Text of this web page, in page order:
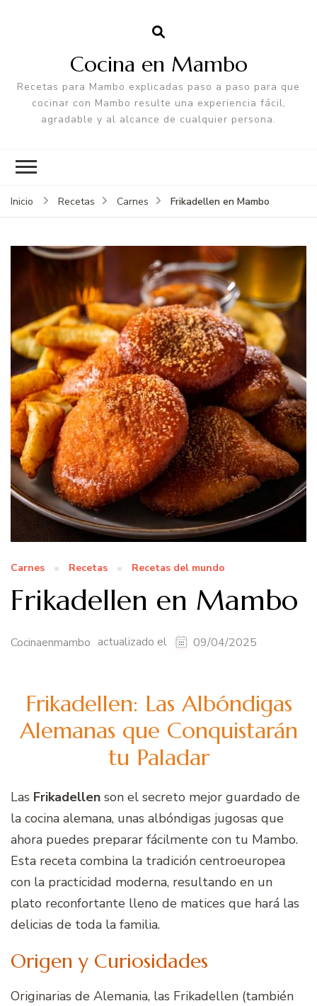
Cocina en Mambo
Recetas para Mambo explicadas paso a paso para que
cocinar con Mambo resulte una experiencia fácil,
agradable y al alcance de cualquier persona.
Inicio Recetas Carnes Frikadellen en Mambo
Carnes Recetas Recetas del mundo
Frikadellen en Mambo
Cocinaenmambo actualizado el 09/04/2025
Frikadellen: Las Albóndigas
Alemanas que Conquistarán
tu Paladar
Las Frikadellen son el secreto mejor guardado de
la cocina alemana, unas albóndigas jugosas que
ahora puedes preparar fácilmente con tu Mambo.
Esta receta combina la tradición centroeuropea
con la practicidad moderna, resultando en un
plato reconfortante lleno de matices que hará las
delicias de toda la familia.
Origen y Curiosidades
Originarias de Alemania, las Frikadellen (también